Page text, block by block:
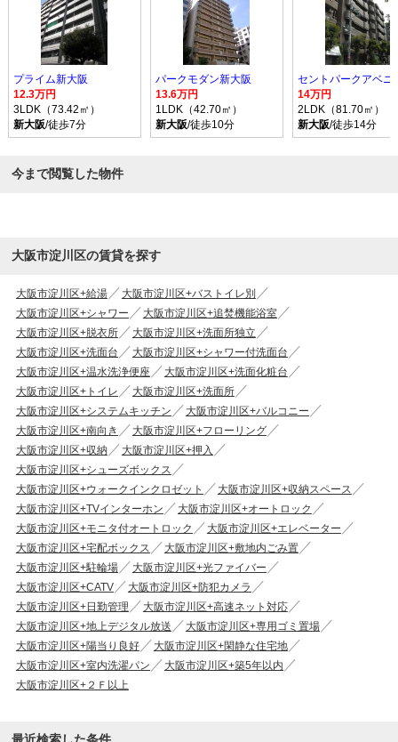
プライム新大阪
12.3万円
3LDK（73.42㎡）
新大阪/徒歩7分
パークモダン新大阪
13.6万円
1LDK（42.70㎡）
新大阪/徒歩10分
セントパークアベニ
14万円
2LDK（81.70㎡）
新大阪/徒歩14分
今まで閲覧した物件
大阪市淀川区の賃貸を探す
大阪市淀川区+給湯
大阪市淀川区+バストイレ別
大阪市淀川区+シャワー
大阪市淀川区+追焚機能浴室
大阪市淀川区+脱衣所
大阪市淀川区+洗面所独立
大阪市淀川区+洗面台
大阪市淀川区+シャワー付洗面台
大阪市淀川区+温水洗浄便座
大阪市淀川区+洗面化粧台
大阪市淀川区+トイレ
大阪市淀川区+洗面所
大阪市淀川区+システムキッチン
大阪市淀川区+バルコニー
大阪市淀川区+南向き
大阪市淀川区+フローリング
大阪市淀川区+収納
大阪市淀川区+押入
大阪市淀川区+シューズボックス
大阪市淀川区+ウォークインクロゼット
大阪市淀川区+収納スペース
大阪市淀川区+TVインターホン
大阪市淀川区+オートロック
大阪市淀川区+モニタ付オートロック
大阪市淀川区+エレベーター
大阪市淀川区+宅配ボックス
大阪市淀川区+敷地内ごみ置
大阪市淀川区+駐輪場
大阪市淀川区+光ファイバー
大阪市淀川区+CATV
大阪市淀川区+防犯カメラ
大阪市淀川区+日勤管理
大阪市淀川区+高速ネット対応
大阪市淀川区+地上デジタル放送
大阪市淀川区+専用ゴミ置場
大阪市淀川区+陽当り良好
大阪市淀川区+閑静な住宅地
大阪市淀川区+室内洗濯パン
大阪市淀川区+築5年以内
大阪市淀川区+２Ｆ以上